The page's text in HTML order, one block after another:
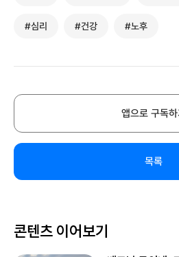
#심리 #건강 #노후
앱으로 구독하
목록
콘텐츠 이어보기